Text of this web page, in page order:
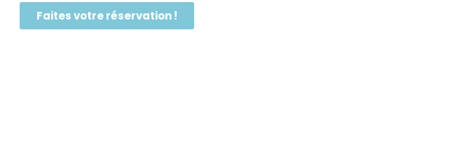
Faites votre réservation !